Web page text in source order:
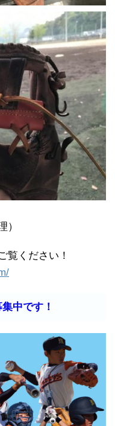
）
覧ください！
中です！